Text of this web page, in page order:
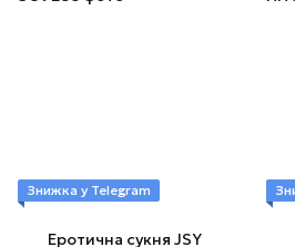
Знижка у Telegram
Еротична сукня JSY